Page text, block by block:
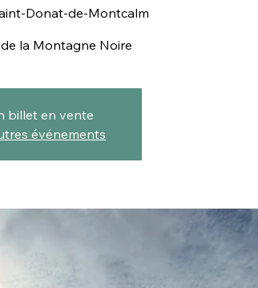
Donat-de-Montcalm
la Montagne Noire
billet en vente
événements